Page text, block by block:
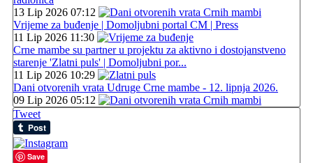
13 Lip 2026 07:12
Vrijeme za buđenje | Domoljubni portal CM | Press
11 Lip 2026 11:30
Crne mambe su partner u projektu za aktivno i dostojanstveno
starenje 'Zlatni puls' | Domoljubni por...
11 Lip 2026 10:29
Dani otvorenih vrata Udruge Crne mambe - 12. lipnja 2026.
09 Lip 2026 05:12
Tweet
Save